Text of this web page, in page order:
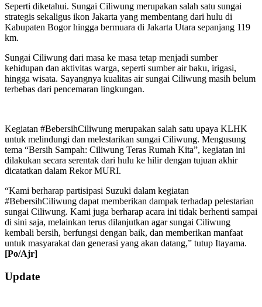
Seperti diketahui. Sungai Ciliwung merupakan salah satu sungai
strategis sekaligus ikon Jakarta yang membentang dari hulu di
Kabupaten Bogor hingga bermuara di Jakarta Utara sepanjang 119
km.
Sungai Ciliwung dari masa ke masa tetap menjadi sumber
kehidupan dan aktivitas warga, seperti sumber air baku, irigasi,
hingga wisata. Sayangnya kualitas air sungai Ciliwung masih belum
terbebas dari pencemaran lingkungan.
Kegiatan #BebersihCiliwung merupakan salah satu upaya KLHK
untuk melindungi dan melestarikan sungai Ciliwung. Mengusung
tema “Bersih Sampah: Ciliwung Teras Rumah Kita”, kegiatan ini
dilakukan secara serentak dari hulu ke hilir dengan tujuan akhir
dicatatkan dalam Rekor MURI.
“Kami berharap partisipasi Suzuki dalam kegiatan
#BebersihCiliwung dapat memberikan dampak terhadap pelestarian
sungai Ciliwung. Kami juga berharap acara ini tidak berhenti sampai
di sini saja, melainkan terus dilanjutkan agar sungai Ciliwung
kembali bersih, berfungsi dengan baik, dan memberikan manfaat
untuk masyarakat dan generasi yang akan datang,” tutup Itayama.
[Po/Ajr]
2019-
06-
Update